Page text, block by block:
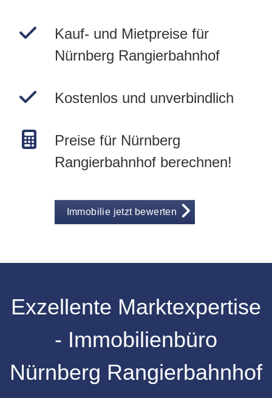
Kauf- und Mietpreise für
Nürnberg Rangierbahnhof
Kostenlos und unverbindlich
Preise für Nürnberg
Rangierbahnhof berechnen!
Immobilie jetzt bewerten
Exzellente Marktexpertise
- Immobilienbüro
Nürnberg Rangierbahnhof